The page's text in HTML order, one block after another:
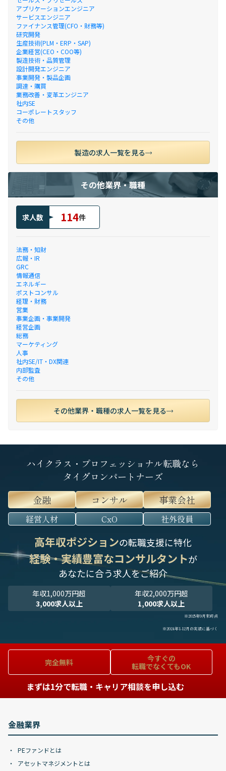
アプリケーションエンジニア
サービスエンジニア
ファイナンス管理(CFO・財務等)
研究開発
生産技術(PLM・ERP・SAP)
企業経営(CEO・COO等)
製造技術・品質管理
設計開発エンジニア
事業開発・製品企画
調達・購買
業務改善・変革エンジニア
社内SE
コーポレートスタッフ
その他
製造の求人一覧を見る
その他業界・職種
求人数 114件
法務・知財
広報・IR
GRC
情報通信
エネルギー
ポストコンサル
経理・財務
営業
事業企画・事業開発
経営企画
総務
マーケティング
人事
社内SE/IT・DX関連
内部監査
その他
その他業界・職種の求人一覧を見る
ハイクラス・プロフェッショナル転職なら
タイグロンパートナーズ
金融
コンサル 事業会社
経営人材 CxO 社外役員
高年収ポジションの転職支援に特化
経験・実績豊富なコンサルタントが
あなたに合う求人をご紹介
年収1,000万円超
3,000求人以上
年収2,000万円超
1,000求人以上
※2025年9月末時点
※2024年1-12月の実績に基づく
完全無料
今すぐの
転職でなくてもOK
まずは1分で転職・キャリア相談を申し込む
金融業界
PEファンドとは
アセットマネジメントとは